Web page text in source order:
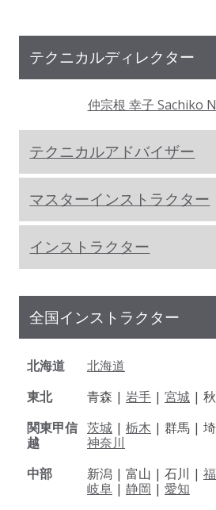
テクニカルディレクター
仲宗根 幸子 Sachiko
テクニカルアドバイザー
マスターインストラクター
インストラクター
全国インストラクター
北海道
北海道
東北
青森 | 岩手 | 宮城 |
関東甲信
越
茨城 | 栃木 | 群馬 |
神奈川
中部
新潟 | 富山 | 石川 |
岐阜 | 静岡 | 愛知